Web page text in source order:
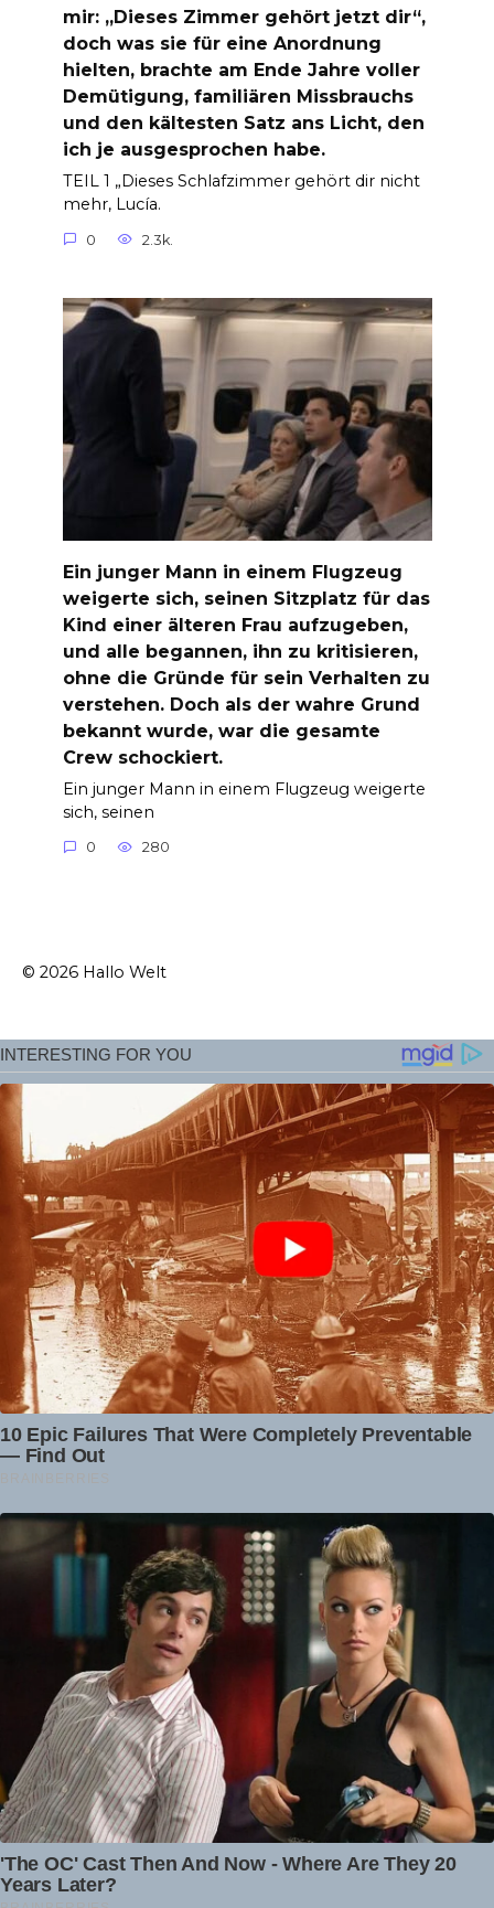
mir: „Dieses Zimmer gehört jetzt dir“,
doch was sie für eine Anordnung
hielten, brachte am Ende Jahre voller
Demütigung, familiären Missbrauchs
und den kältesten Satz ans Licht, den
ich je ausgesprochen habe.
TEIL 1 „Dieses Schlafzimmer gehört dir nicht
mehr, Lucía.
0 2.3k.
Ein junger Mann in einem Flugzeug
weigerte sich, seinen Sitzplatz für das
Kind einer älteren Frau aufzugeben,
und alle begannen, ihn zu kritisieren,
ohne die Gründe für sein Verhalten zu
verstehen. Doch als der wahre Grund
bekannt wurde, war die gesamte
Crew schockiert.
Ein junger Mann in einem Flugzeug weigerte
sich, seinen
0 280
© 2026 Hallo Welt